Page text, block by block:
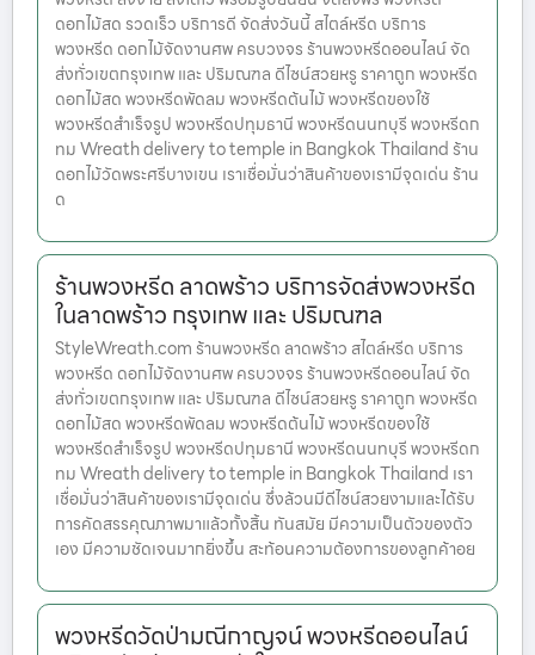
ดอกไม้สด รวดเร็ว บริการดี จัดส่งวันนี้ สไตล์หรีด บริการ
พวงหรีด ดอกไม้จัดงานศพ ครบวงจร ร้านพวงหรีดออนไลน์ จัด
ส่งทั่วเขตกรุงเทพ และ ปริมณฑล ดีไซน์สวยหรู ราคาถูก พวงหรีด
ดอกไม้สด พวงหรีดพัดลม พวงหรีดต้นไม้ พวงหรีดของใช้
พวงหรีดสำเร็จรูป พวงหรีดปทุมธานี พวงหรีดนนทบุรี พวงหรีดก
ทม Wreath delivery to temple in Bangkok Thailand ร้าน
ดอกไม้วัดพระศรีบางเขน เราเชื่อมั่นว่าสินค้าของเรามีจุดเด่น ร้าน
ด
ร้านพวงหรีด ลาดพร้าว บริการจัดส่งพวงหรีด
ในลาดพร้าว กรุงเทพ และ ปริมณฑล
StyleWreath.com ร้านพวงหรีด ลาดพร้าว สไตล์หรีด บริการ
พวงหรีด ดอกไม้จัดงานศพ ครบวงจร ร้านพวงหรีดออนไลน์ จัด
ส่งทั่วเขตกรุงเทพ และ ปริมณฑล ดีไซน์สวยหรู ราคาถูก พวงหรีด
ดอกไม้สด พวงหรีดพัดลม พวงหรีดต้นไม้ พวงหรีดของใช้
พวงหรีดสำเร็จรูป พวงหรีดปทุมธานี พวงหรีดนนทบุรี พวงหรีดก
ทม Wreath delivery to temple in Bangkok Thailand เรา
เชื่อมั่นว่าสินค้าของเรามีจุดเด่น ซึ่งล้วนมีดีไซน์สวยงามและได้รับ
การคัดสรรคุณภาพมาแล้วทั้งสิ้น ทันสมัย มีความเป็นตัวของตัว
เอง มีความชัดเจนมากยิ่งขึ้น สะท้อนความต้องการของลูกค้าอย
พวงหรีดวัดป่ามณีกาญจน์ พวงหรีดออนไลน์